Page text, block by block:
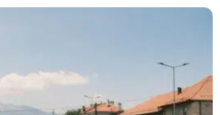
Transportas
Horoskopai
Laisvalaikis